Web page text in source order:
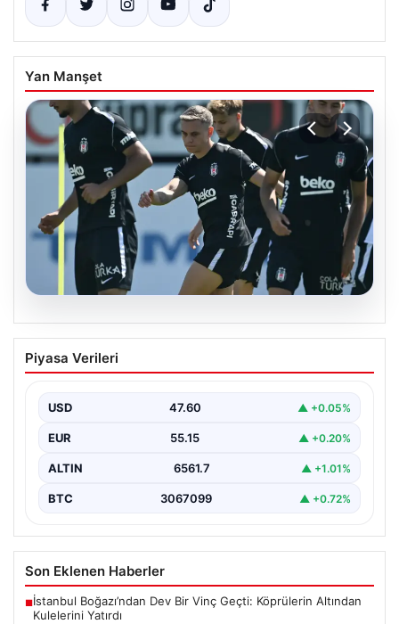
Yan Manşet
05.08.2026
Beşiktaş Hradec Kralove Maçı
Öncesinde Leandro Trossard
Türk futbolunun köklü kulüplerinden Beşiktaş, UEFA
Piyasa Verileri
USD 47.60 ▲ +0.05%
EUR 55.15 ▲ +0.20%
ALTIN 6561.7 ▲ +1.01%
BTC 3067099 ▲ +0.72%
Son Eklenen Haberler
■İstanbul Boğazı’ndan Dev Bir Vinç Geçti: Köprülerin Altından
Kulelerini Yatırdı